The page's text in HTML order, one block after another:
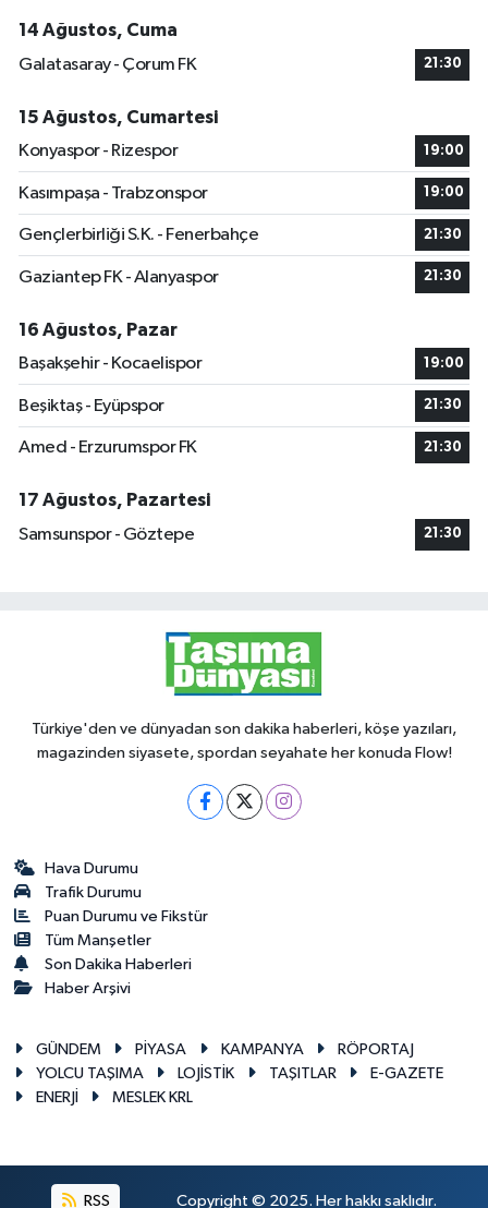
14 Ağustos, Cuma
Galatasaray - Çorum FK
21:30
15 Ağustos, Cumartesi
Konyaspor - Rizespor
19:00
Kasımpaşa - Trabzonspor 19:00
Gençlerbirliği S.K. - Fenerbahçe 21:30
Gaziantep FK - Alanyaspor 21:30
16 Ağustos, Pazar
Başakşehir - Kocaelispor
19:00
Beşiktaş - Eyüpspor 21:30
Amed - Erzurumspor FK 21:30
17 Ağustos, Pazartesi
Samsunspor - Göztepe
21:30
Türkiye'den ve dünyadan son dakika haberleri, köşe yazıları,
magazinden siyasete, spordan seyahate her konuda Flow!
Hava Durumu
Trafik Durumu
Puan Durumu ve Fikstür
Tüm Manşetler
Son Dakika Haberleri
Haber Arşivi
GÜNDEM PİYASA KAMPANYA
RÖPORTAJ
YOLCU TAŞIMA
LOJİSTİK TAŞITLAR
E-GAZETE
ENERJİ
MESLEK KRL
RSS Copyright © 2025. Her hakkı saklıdır.